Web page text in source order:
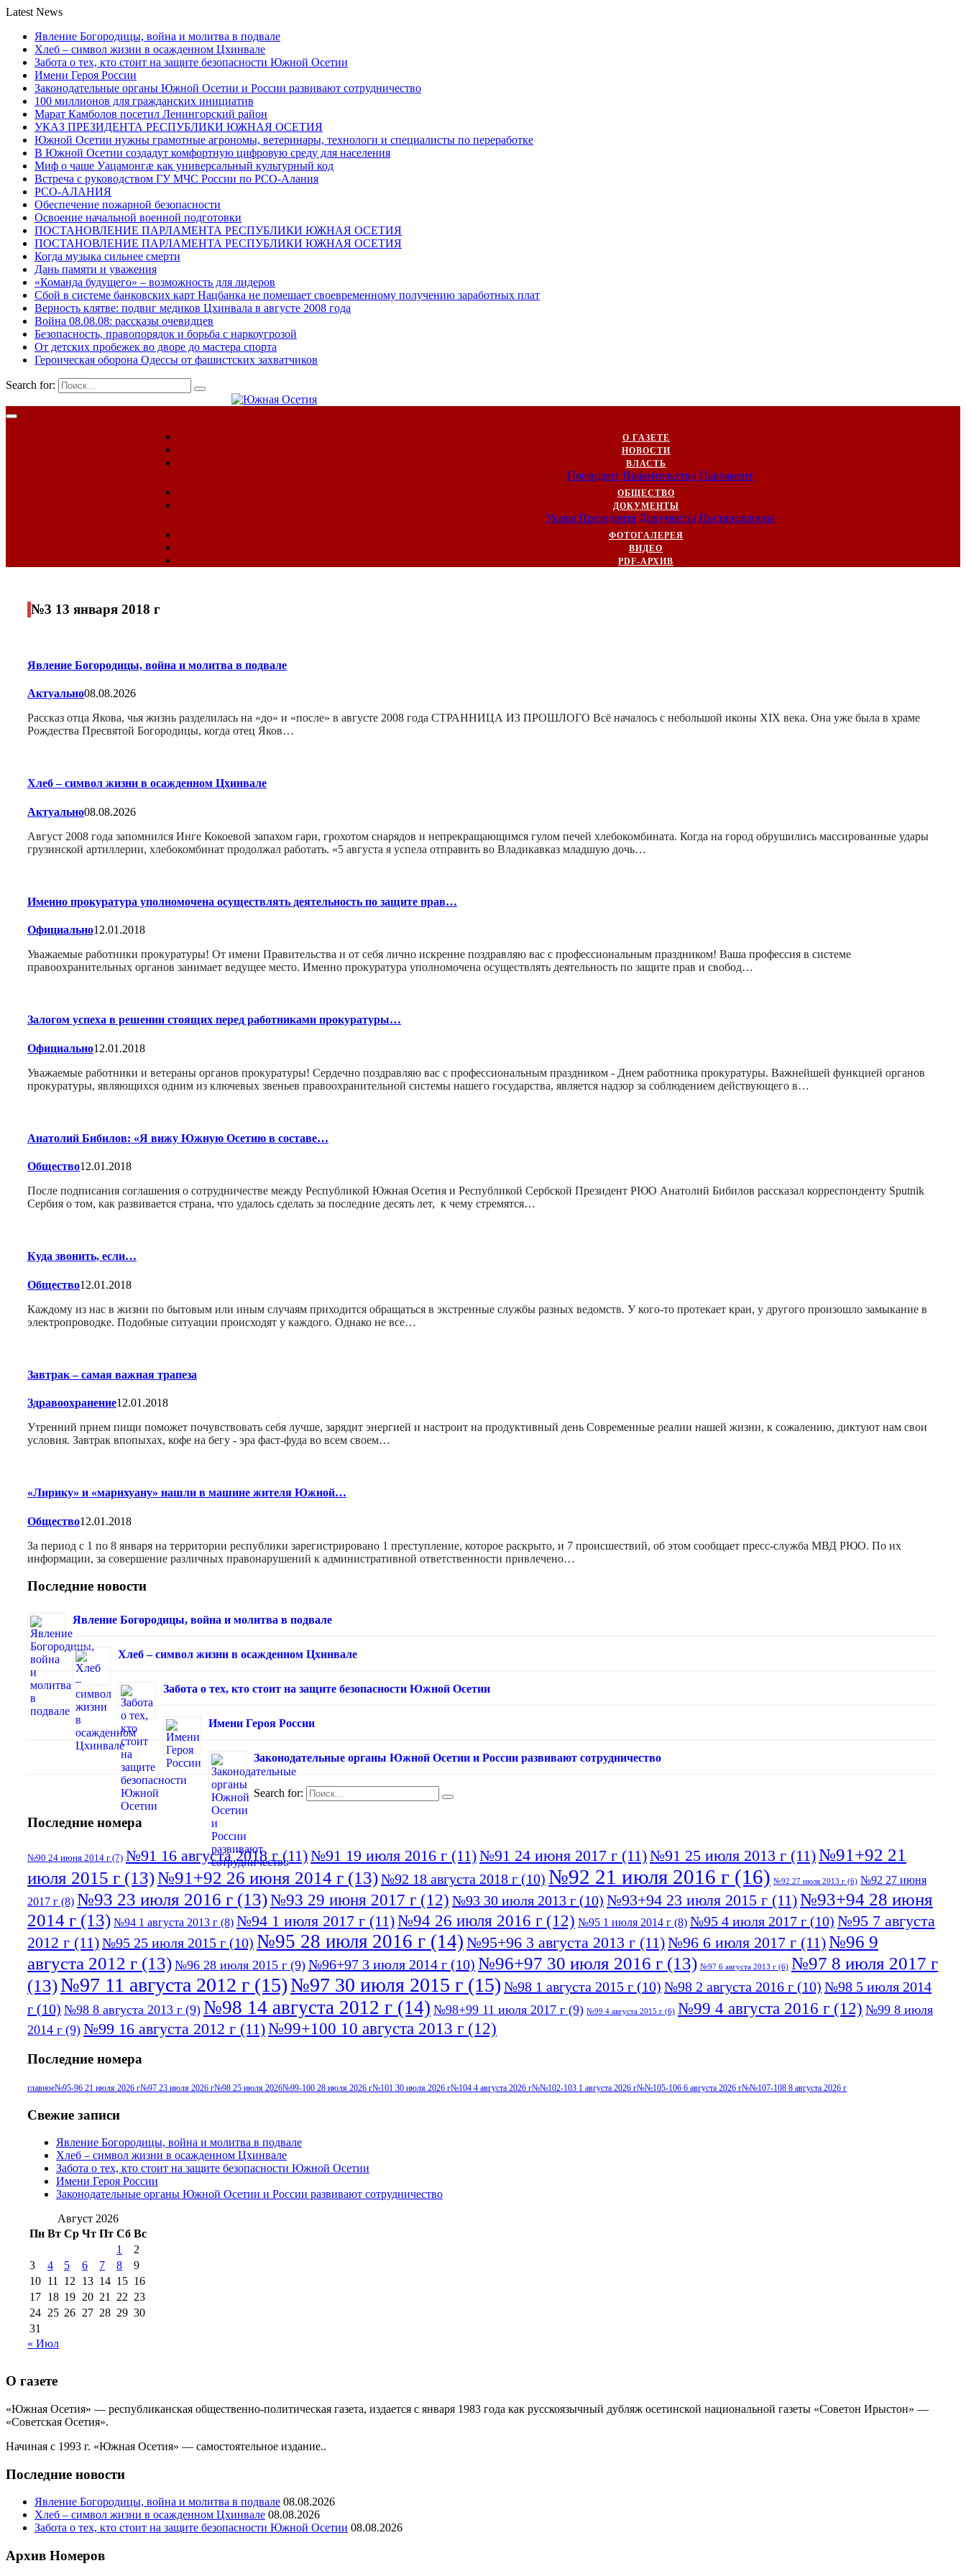
Latest News
Явление Богородицы, война и молитва в подвале
Хлеб – символ жизни в осажденном Цхинвале
Забота о тех, кто стоит на защите безопасности Южной Осетии
Имени Героя России
Законодательные органы Южной Осетии и России развивают сотрудничество
100 миллионов для гражданских инициатив
Марат Камболов посетил Ленингорский район
УКАЗ ПРЕЗИДЕНТА РЕСПУБЛИКИ ЮЖНАЯ ОСЕТИЯ
Южной Осетии нужны грамотные агрономы, ветеринары, технологи и специалисты по переработке
В Южной Осетии создадут комфортную цифровую среду для населения
Миф о чаше Уацамонгæ как универсальный культурный код
Встреча с руководством ГУ МЧС России по РСО-Алания
РСО-АЛАНИЯ
Обеспечение пожарной безопасности
Освоение начальной военной подготовки
ПОСТАНОВЛЕНИЕ ПАРЛАМЕНТА РЕСПУБЛИКИ ЮЖНАЯ ОСЕТИЯ
ПОСТАНОВЛЕНИЕ ПАРЛАМЕНТА РЕСПУБЛИКИ ЮЖНАЯ ОСЕТИЯ
Когда музыка сильнее смерти
Дань памяти и уважения
«Команда будущего» – возможность для лидеров
Сбой в системе банковских карт Нацбанка не помешает своевременному получению заработных плат
Верность клятве: подвиг медиков Цхинвала в августе 2008 года
Война 08.08.08: рассказы очевидцев
Безопасность, правопорядок и борьба с наркоугрозой
От детских пробежек во дворе до мастера спорта
Героическая оборона Одессы от фашистских захватчиков
Search for:
О ГАЗЕТЕ
НОВОСТИ
ВЛАСТЬ
Президент Правительство Парламент
ОБЩЕСТВО
ДОКУМЕНТЫ
Указы Президента Документы Постановления
ФОТОГАЛЕРЕЯ
ВИДЕО
PDF-АРХИВ
№3 13 января 2018 г
Явление Богородицы, война и молитва в подвале
Актуально08.08.2026
Рассказ отца Якова, чья жизнь разделилась на «до» и «после» в августе 2008 года СТРАННИЦА ИЗ ПРОШЛОГО Всё началось с небольшой иконы XIX века. Она уже была в храме
Рождества Пресвятой Богородицы, когда отец Яков…
Хлеб – символ жизни в осажденном Цхинвале
Актуально08.08.2026
Август 2008 года запомнился Инге Кокоевой запахом гари, грохотом снарядов и непрекращающимся гулом печей хлебокомбината. Когда на город обрушились массированные удары
грузинской артиллерии, хлебокомбинат продолжал работать. «5 августа я успела отправить во Владикавказ младшую дочь…
Именно прокуратура уполномочена осуществлять деятельность по защите прав…
Официально12.01.2018
Уважаемые работники прокуратуры! От имени Правительства и от себя лично искренне поздравляю вас с профессиональным праздником! Ваша профессия в системе
правоохранительных органов занимает ведущее место. Именно прокуратура уполномочена осуществлять деятельность по защите прав и свобод…
Залогом успеха в решении стоящих перед работниками прокуратуры…
Официально12.01.2018
Уважаемые работники и ветераны органов прокуратуры! Сердечно поздравляю вас с профессиональным праздником - Днем работника прокуратуры. Важнейшей функцией органов
прокуратуры, являющихся одним из ключевых звеньев правоохранительной системы нашего государства, является надзор за соблюдением действующего в…
Анатолий Бибилов: «Я вижу Южную Осетию в составе…
Общество12.01.2018
После подписания соглашения о сотрудничестве между Республикой Южная Осетия и Республикой Сербской Президент РЮО Анатолий Бибилов рассказал корреспонденту Sputnik
Сербия о том, как развивается страна, что удалось сделать за последние десять лет, к чему стремятся…
Куда звонить, если…
Общество12.01.2018
Каждому из нас в жизни по бытовым или иным случаям приходится обращаться в экстренные службы разных ведомств. У кого-то протекает кран, у другого произошло замыкание в
электропроводке. Подобные ситуации происходят у каждого. Однако не все…
Завтрак – самая важная трапеза
Здравоохранение12.01.2018
Утренний прием пищи поможет почувствовать себя лучше, зарядит энергией и настроит на продуктивный день Современные реалии нашей жизни, к сожалению, диктуют нам свои
условия. Завтрак впопыхах, кофе на бегу - эра фаст-фуда во всем своем…
«Лирику» и «марихуану» нашли в машине жителя Южной…
Общество12.01.2018
За период с 1 по 8 января на территории республики зарегистрировано 1 преступление, которое раскрыто, и 7 происшествий, об этом сообщает пресс-служба МВД РЮО. По их
информации, за совершение различных правонарушений к административной ответственности привлечено…
Последние новости
Явление Богородицы, война и молитва в подвале
Хлеб – символ жизни в осажденном Цхинвале
Забота о тех, кто стоит на защите безопасности Южной Осетии
Имени Героя России
Законодательные органы Южной Осетии и России развивают сотрудничество
Search for:
Последние номера
№90 24 июня 2014 г (7) №91 16 августа 2018 г (11)№91 19 июля 2016 г (11)№91 24 июня 2017 г (11)№91 25 июля 2013 г (11)№91+92 21
июля 2015 г (13)№91+92 26 июня 2014 г (13)№92 18 августа 2018 г (10) №92 21 июля 2016 г (16) №92 27 июля 2013 г (6) №92 27 июня
2017 г (8) №93 23 июля 2016 г (13)№93 29 июня 2017 г (12) №93 30 июля 2013 г (10) №93+94 23 июля 2015 г (11)№93+94 28 июня
2014 г (13) №94 1 августа 2013 г (8) №94 1 июля 2017 г (11)№94 26 июля 2016 г (12) №95 1 июля 2014 г (8) №95 4 июля 2017 г (10) №95 7 августа
2012 г (11)№95 25 июля 2015 г (10) №95 28 июля 2016 г (14) №95+96 3 августа 2013 г (11)№96 6 июля 2017 г (11)№96 9
августа 2012 г (13) №96 28 июля 2015 г (9) №96+97 3 июля 2014 г (10) №96+97 30 июля 2016 г (13) №97 6 августа 2013 г (6) №97 8 июля 2017 г
(13)№97 11 августа 2012 г (15)№97 30 июля 2015 г (15) №98 1 августа 2015 г (10) №98 2 августа 2016 г (10) №98 5 июля 2014
г (10) №98 8 августа 2013 г (9) №98 14 августа 2012 г (14) №98+99 11 июля 2017 г (9) №99 4 августа 2015 г (6) №99 4 августа 2016 г (12) №99 8 июля
2014 г (9) №99 16 августа 2012 г (11)№99+100 10 августа 2013 г (12)
Последние номера
главное№95-96 21 июля 2026 г№97 23 июля 2026 г№98 25 июля 2026№99-100 28 июля 2026 г№101 30 июля 2026 г№104 4 августа 2026 г№№102-103 1 августа 2026 г№№105-106 6 августа 2026 г№№107-108 8 августа 2026 г
Свежие записи
Явление Богородицы, война и молитва в подвале
Хлеб – символ жизни в осажденном Цхинвале
Забота о тех, кто стоит на защите безопасности Южной Осетии
Имени Героя России
Законодательные органы Южной Осетии и России развивают сотрудничество
Август 2026
Пн Вт Ср Чт Пт Сб Вс
1
2
3
4 5 6 7 8
9
10 11 12 13 14 15 16
17 18 19 20 21 22 23
24 25 26 27 28 29 30
31
« Июл
О газете
«Южная Осетия» — республиканская общественно-политическая газета, издается с января 1983 года как русскоязычный дубляж осетинской национальной газеты «Советон Ирыстон» —
«Советская Осетия».
Начиная с 1993 г. «Южная Осетия» — самостоятельное издание..
Последние новости
Явление Богородицы, война и молитва в подвале 08.08.2026
Хлеб – символ жизни в осажденном Цхинвале 08.08.2026
Забота о тех, кто стоит на защите безопасности Южной Осетии 08.08.2026
Архив Номеров